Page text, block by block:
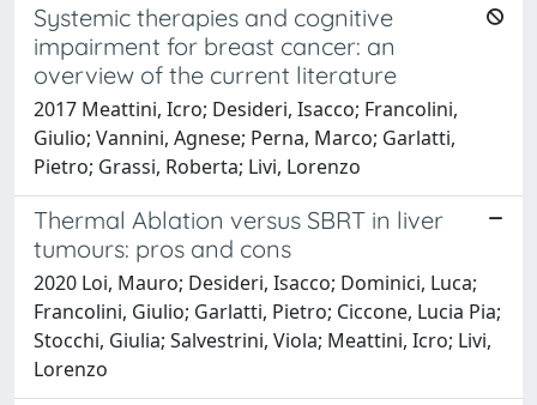
Systemic therapies and cognitive
impairment for breast cancer: an
overview of the current literature
2017 Meattini, Icro; Desideri, Isacco; Francolini,
Giulio; Vannini, Agnese; Perna, Marco; Garlatti,
Pietro; Grassi, Roberta; Livi, Lorenzo
Thermal Ablation versus SBRT in liver
tumours: pros and cons
2020 Loi, Mauro; Desideri, Isacco; Dominici, Luca;
Francolini, Giulio; Garlatti, Pietro; Ciccone, Lucia Pia;
Stocchi, Giulia; Salvestrini, Viola; Meattini, Icro; Livi,
Lorenzo